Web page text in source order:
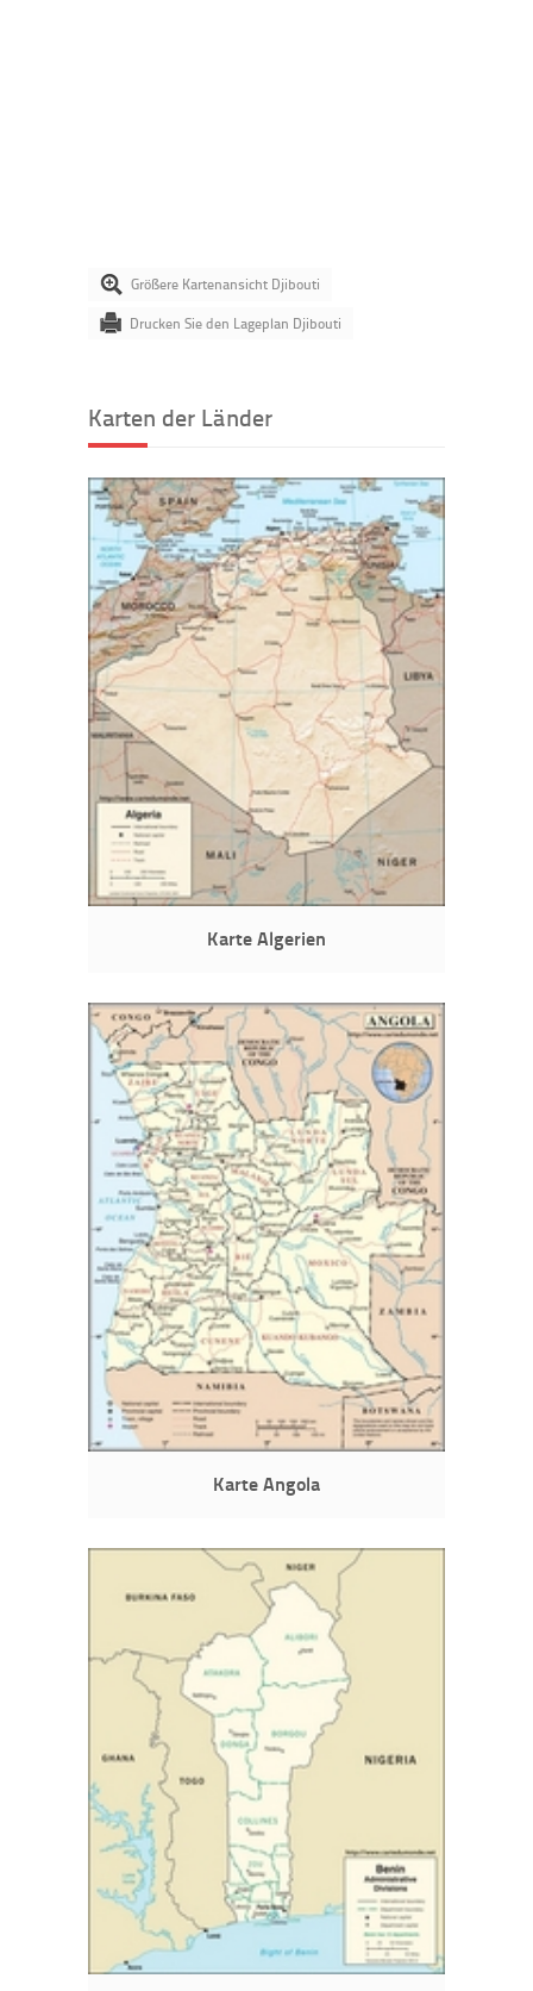
Größere Kartenansicht Djibouti
Drucken Sie den Lageplan Djibouti
Karten der Länder
Karte Algerien
Karte Angola